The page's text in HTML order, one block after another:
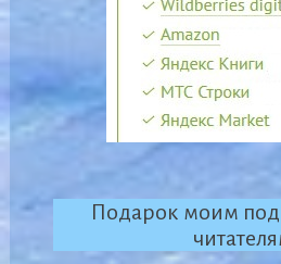
Подарок моим